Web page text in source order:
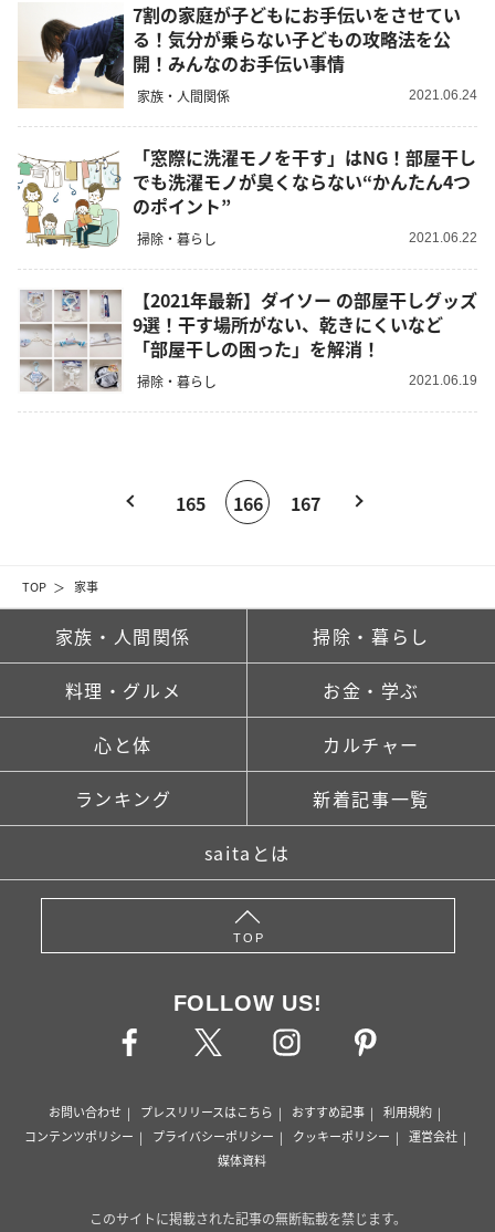
TOP 家事
7割の家庭が子どもにお手伝いをさせてい
る！気分が乗らない子どもの攻略法を公
開！みんなのお手伝い事情
家族・人間関係 2021.06.24
「窓際に洗濯モノを干す」はNG！部屋干し
でも洗濯モノが臭くならない“かんたん4つ
のポイント”
掃除・暮らし 2021.06.22
【2021年最新】ダイソー の部屋干しグッズ
9選！干す場所がない、乾きにくいなど
「部屋干しの困った」を解消！
掃除・暮らし 2021.06.19
165 166 167
家族・人間関係 掃除・暮らし
料理・グルメ お金・学ぶ
心と体 カルチャー
ランキング 新着記事一覧
saitaとは
TOP
FOLLOW US!
お問い合わせ プレスリリースはこちら おすすめ記事
利用規約
コンテンツポリシー
プライバシーポリシー クッキーポリシー
運営会社
媒体資料
このサイトに掲載された記事の無断転載を禁じます。